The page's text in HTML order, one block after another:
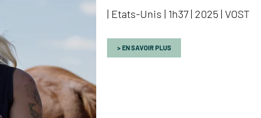
| Etats-Unis | 1h37 | 2025 | VOST
EN SAVOIR PLUS